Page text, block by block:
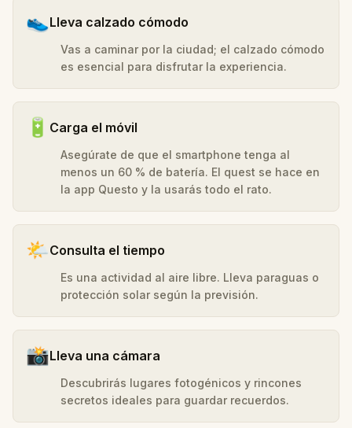
👟Lleva calzado cómodo
Vas a caminar por la ciudad; el calzado cómodo
es esencial para disfrutar la experiencia.
🔋 Carga el móvil
Asegúrate de que el smartphone tenga al
menos un 60 % de batería. El quest se hace en
la app Questo y la usarás todo el rato.
🌤️Consulta el tiempo
Es una actividad al aire libre. Lleva paraguas o
protección solar según la previsión.
📸Lleva una cámara
Descubrirás lugares fotogénicos y rincones
secretos ideales para guardar recuerdos.